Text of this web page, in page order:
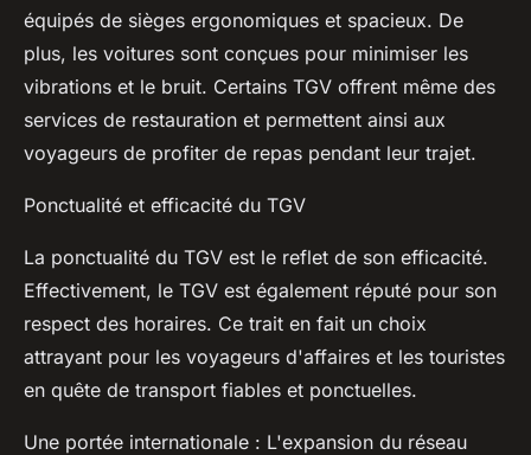
équipés de sièges ergonomiques et spacieux. De
plus, les voitures sont conçues pour minimiser les
vibrations et le bruit. Certains TGV offrent même des
services de restauration et permettent ainsi aux
voyageurs de profiter de repas pendant leur trajet.
Ponctualité et efficacité du TGV
La ponctualité du TGV est le reflet de son efficacité.
Effectivement, le TGV est également réputé pour son
respect des horaires. Ce trait en fait un choix
attrayant pour les voyageurs d'affaires et les touristes
en quête de transport fiables et ponctuelles.
Une portée internationale : L'expansion du réseau